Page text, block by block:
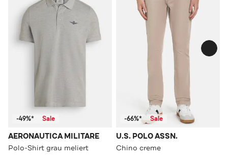
-49%* Sale
AERONAUTICA MILITARE
Polo-Shirt grau meliert
-66%* Sale
U.S. POLO ASSN.
Chino creme